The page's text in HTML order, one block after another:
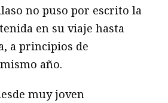
no puso por escrito la
en su viaje hasta
a principios de
año.
muy joven